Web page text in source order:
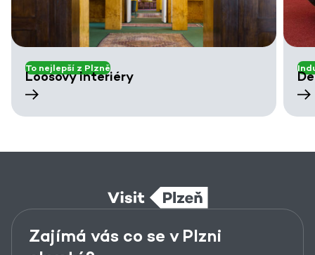
To nejlepší z Plzně
Loosovy interiéry
Zajímá vás co se v Plzni